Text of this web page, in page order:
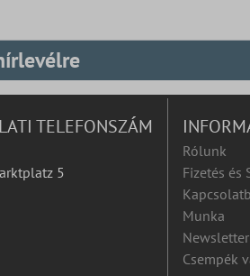
TELEFONSZÁM
5
Rólunk
Fizetés és
Munka
Newsletter
Csempék